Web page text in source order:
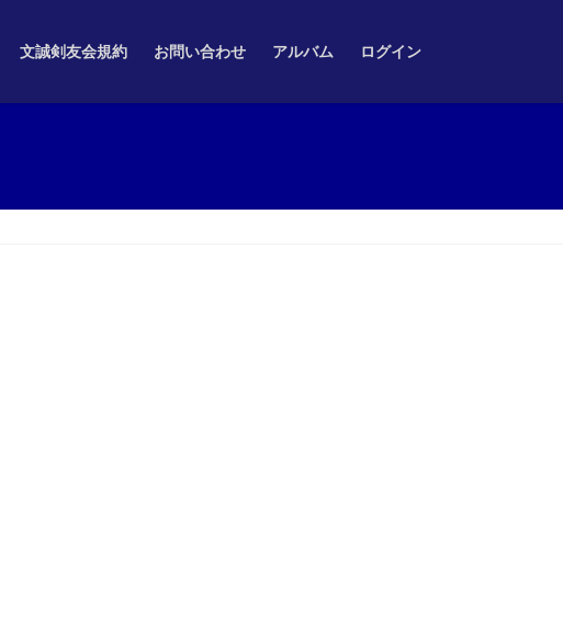
文誠剣友会規約 お問い合わせ アルバム ログイン